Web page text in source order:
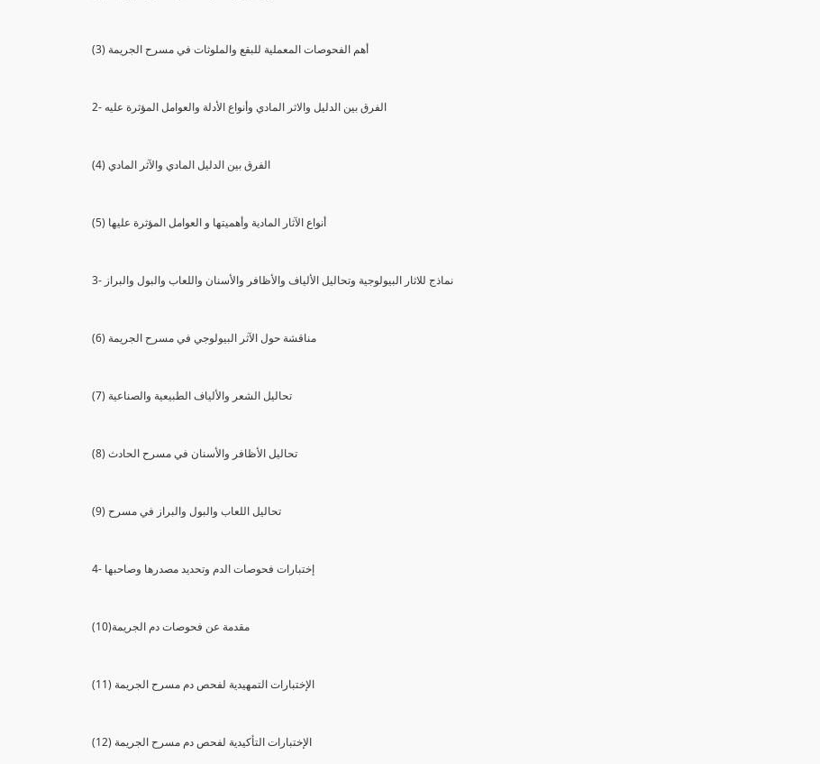
(3) أهم الفحوصات المعملية للبقع والملوثات في مسرح الجريمة
2- الفرق بين الدليل والاثر المادي وأنواع الأدلة والعوامل المؤثرة عليه
(4) الفرق بين الدليل المادي والآثر المادي
(5) أنواع الآثار المادية وأهميتها و العوامل المؤثرة عليها
3- نماذج للاثار البيولوجية وتحاليل الألياف والأظافر والأسنان واللعاب والبول والبراز
(6) مناقشة حول الآثر البيولوجي في مسرح الجريمة
(7) تحاليل الشعر والألياف الطبيعية والصناعية
(8) تحاليل الأظافر والأسنان في مسرح الحادث
(9) تحاليل اللعاب والبول والبراز في مسرح
4- إختبارات فحوصات الدم وتحديد مصدرها وصاحبها
(10)مقدمة عن فحوصات دم الجريمة
(11) الإختبارات التمهيدية لفحص دم مسرح الجريمة
(12) الإختبارات التأكيدية لفحص دم مسرح الجريمة